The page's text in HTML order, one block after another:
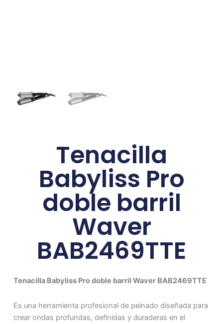
Tenacilla
Babyliss Pro
doble barril
Waver
BAB2469TTE
Tenacilla Babyliss Pro doble barril Waver BAB2469TTE
Es una herramienta profesional de peinado diseñada para
crear ondas profundas, definidas y duraderas en el